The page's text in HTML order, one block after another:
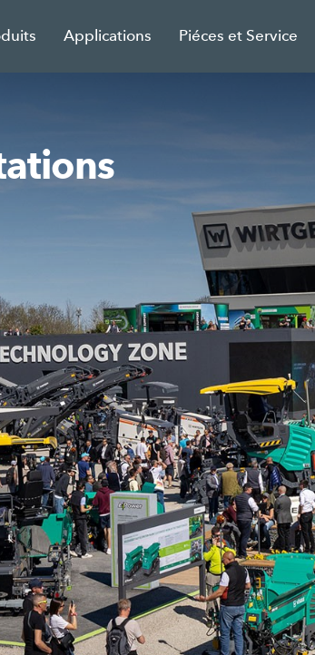
Applications Piéces et Service